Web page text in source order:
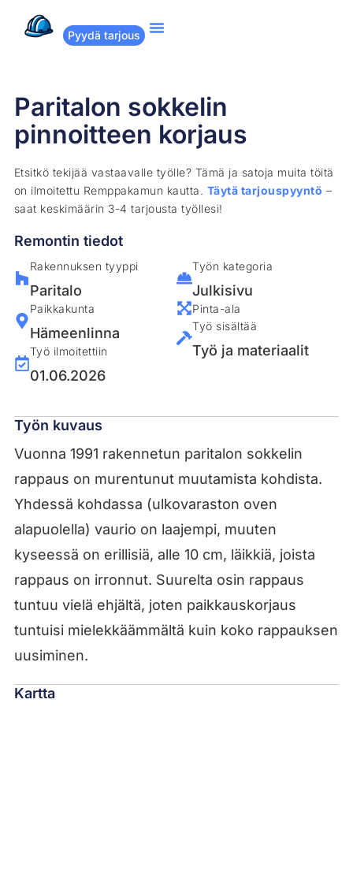
Pyydä tarjous
Paritalon sokkelin
pinnoitteen korjaus
Etsitkö tekijää vastaavalle työlle? Tämä ja satoja muita töitä
on ilmoitettu Remppakamun kautta. Täytä tarjouspyyntö –
saat keskimäärin 3-4 tarjousta työllesi!
Remontin tiedot
Rakennuksen tyyppi
Paritalo
Paikkakunta
Hämeenlinna
Työ ilmoitettiin
01.06.2026
Työn kategoria
Julkisivu
Pinta-ala
Työ sisältää
Työ ja materiaalit
Työn kuvaus
Vuonna 1991 rakennetun paritalon sokkelin
rappaus on murentunut muutamista kohdista.
Yhdessä kohdassa (ulkovaraston oven
alapuolella) vaurio on laajempi, muuten
kyseessä on erillisiä, alle 10 cm, läikkiä, joista
rappaus on irronnut. Suurelta osin rappaus
tuntuu vielä ehjältä, joten paikkauskorjaus
tuntuisi mielekkäämmältä kuin koko rappauksen
uusiminen.
Kartta